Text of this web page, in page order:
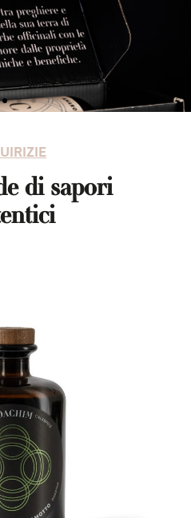
di sapori